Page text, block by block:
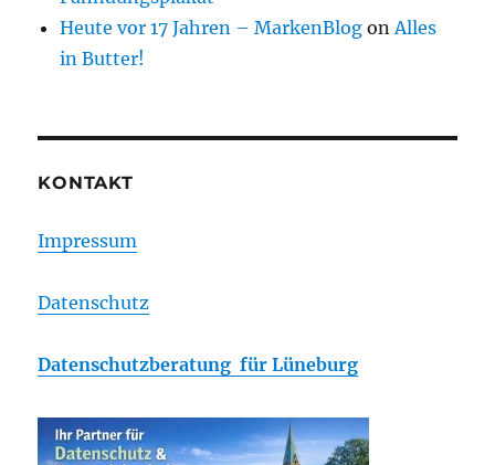
Heute vor 17 Jahren – MarkenBlog onAlles
in Butter!
KONTAKT
Impressum
Datenschutz
Datenschutzberatung für Lüneburg